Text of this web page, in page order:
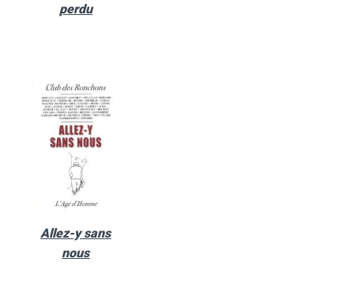
perdu
Allez-y sans
nous